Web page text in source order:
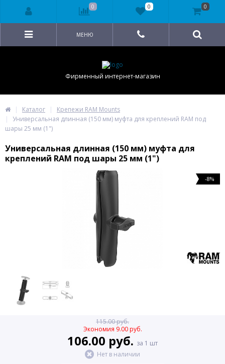
Фирменный интернет-магазин
МЕНЮ
Каталог
Крепежи RAM Mounts
Универсальная длинная (150 мм) муфта для креплений RAM под
шары 25 мм (1")
Универсальная длинная (150 мм) муфта для
креплений RAM под шары 25 мм (1")
-8%
115.00 руб.
Экономия 9.00 руб.
106.00 руб. за 1 шт
Нет в наличии
0 0 0